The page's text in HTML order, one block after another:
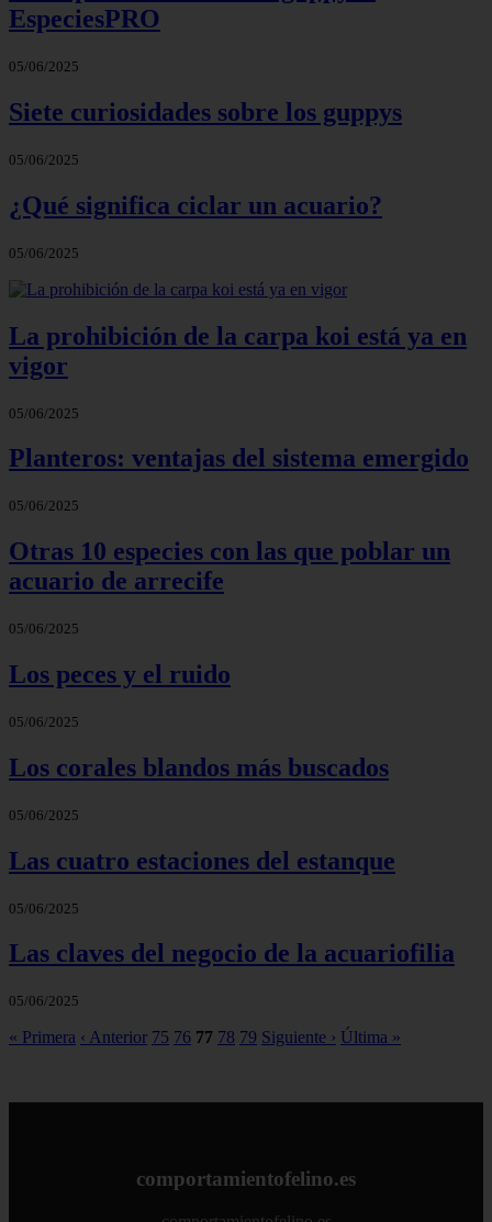
EspeciesPRO
05/06/2025
Siete curiosidades sobre los guppys
05/06/2025
¿Qué significa ciclar un acuario?
05/06/2025
La prohibición de la carpa koi está ya en
vigor
05/06/2025
Planteros: ventajas del sistema emergido
05/06/2025
Otras 10 especies con las que poblar un
acuario de arrecife
05/06/2025
Los peces y el ruido
05/06/2025
Los corales blandos más buscados
05/06/2025
Las cuatro estaciones del estanque
05/06/2025
Las claves del negocio de la acuariofilia
05/06/2025
« Primera ‹ Anterior 75 76 77 78 79 Siguiente › Última »
comportamientofelino.es